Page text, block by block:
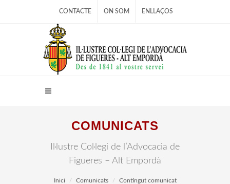
CONTACTE ON SOM ENLLAÇOS
COMUNICATS
Il·lustre Col·legi de l’Advocacia de
Figueres – Alt Empordà
Inici Comunicats Contingut comunicat